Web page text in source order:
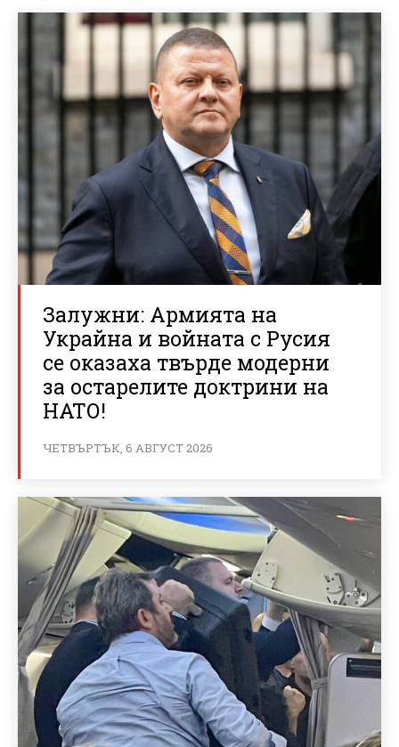
Залужни: Армията на
Украйна и войната с Русия
се оказаха твърде модерни
за остарелите доктрини на
НАТО!
ЧЕТВЪРТЪК, 6 АВГУСТ 2026